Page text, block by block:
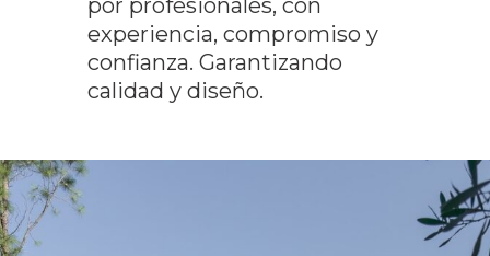
experiencia, compromiso y
confianza. Garantizando
calidad y diseño.